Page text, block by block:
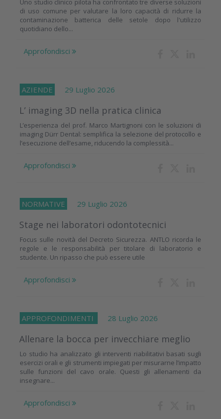
Uno studio clinico pilota ha confrontato tre diverse soluzioni
di uso comune per valutare la loro capacità di ridurre la
contaminazione batterica delle setole dopo l'utilizzo
quotidiano dello...
Approfondisci
AZIENDE 29 Luglio 2026
L’ imaging 3D nella pratica clinica
L’esperienza del prof. Marco Martignoni con le soluzioni di
imaging Dürr Dental: semplifica la selezione del protocollo e
l’esecuzione dell’esame, riducendo la complessità...
Approfondisci
NORMATIVE 29 Luglio 2026
Stage nei laboratori odontotecnici
Focus sulle novità del Decreto Sicurezza. ANTLO ricorda le
regole e le responsabilità per titolare di laboratorio e
studente. Un ripasso che può essere utile
Approfondisci
APPROFONDIMENTI 28 Luglio 2026
Allenare la bocca per invecchiare meglio
Lo studio ha analizzato gli interventi riabilitativi basati sugli
esercizi orali e gli strumenti impiegati per misurarne l’impatto
sulle funzioni del cavo orale. Questi gli allenamenti da
insegnare...
Approfondisci